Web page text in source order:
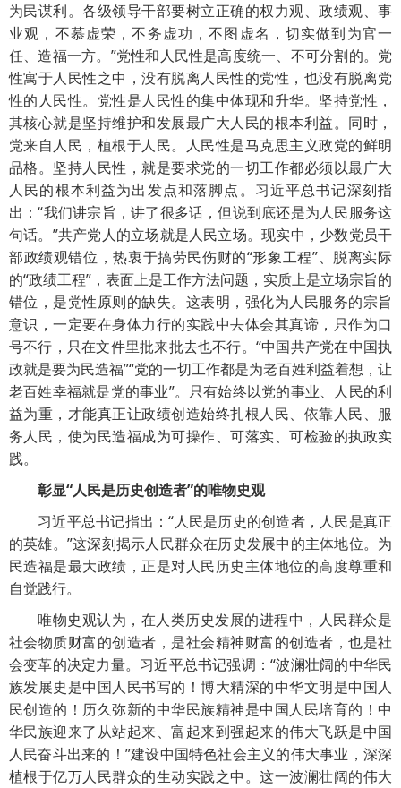
为民谋利。各级领导干部要树立正确的权力观、政绩观、事
业观，不慕虚荣，不务虚功，不图虚名，切实做到为官一
任、造福一方。”党性和人民性是高度统一、不可分割的。党
性寓于人民性之中，没有脱离人民性的党性，也没有脱离党
性的人民性。党性是人民性的集中体现和升华。坚持党性，
其核心就是坚持维护和发展最广大人民的根本利益。同时，
党来自人民，植根于人民。人民性是马克思主义政党的鲜明
品格。坚持人民性，就是要求党的一切工作都必须以最广大
人民的根本利益为出发点和落脚点。习近平总书记深刻指
出：“我们讲宗旨，讲了很多话，但说到底还是为人民服务这
句话。”共产党人的立场就是人民立场。现实中，少数党员干
部政绩观错位，热衷于搞劳民伤财的“形象工程”、脱离实际
的“政绩工程”，表面上是工作方法问题，实质上是立场宗旨的
错位，是党性原则的缺失。这表明，强化为人民服务的宗旨
意识，一定要在身体力行的实践中去体会其真谛，只作为口
号不行，只在文件里批来批去也不行。“中国共产党在中国执
政就是要为民造福”“党的一切工作都是为老百姓利益着想，让
老百姓幸福就是党的事业”。只有始终以党的事业、人民的利
益为重，才能真正让政绩创造始终扎根人民、依靠人民、服
务人民，使为民造福成为可操作、可落实、可检验的执政实
践。
彰显“人民是历史创造者”的唯物史观
习近平总书记指出：“人民是历史的创造者，人民是真正
的英雄。”这深刻揭示人民群众在历史发展中的主体地位。为
民造福是最大政绩，正是对人民历史主体地位的高度尊重和
自觉践行。
唯物史观认为，在人类历史发展的进程中，人民群众是
社会物质财富的创造者，是社会精神财富的创造者，也是社
会变革的决定力量。习近平总书记强调：“波澜壮阔的中华民
族发展史是中国人民书写的！博大精深的中华文明是中国人
民创造的！历久弥新的中华民族精神是中国人民培育的！中
华民族迎来了从站起来、富起来到强起来的伟大飞跃是中国
人民奋斗出来的！”建设中国特色社会主义的伟大事业，深深
植根于亿万人民群众的生动实践之中。这一波澜壮阔的伟大